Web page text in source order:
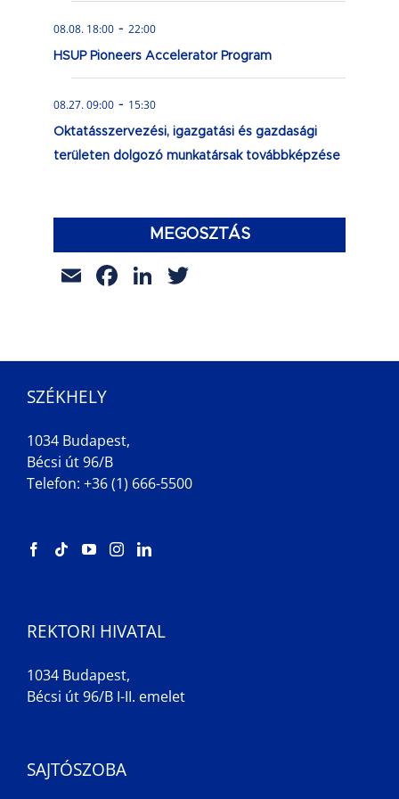
08.08. 18:00 - 22:00
HSUP Pioneers Accelerator Program
08.27. 09:00 - 15:30
Oktatásszervezési, igazgatási és gazdasági
területen dolgozó munkatársak továbbképzése
MEGOSZTÁS
EmailFacebook
LinkedIn
SZÉKHELY
1034 Budapest,
Bécsi út 96/B
Telefon: +36 (1) 666-5500
REKTORI HIVATAL
1034 Budapest,
Bécsi út 96/B I-II. emelet
SAJTÓSZOBA